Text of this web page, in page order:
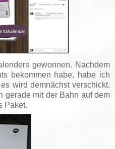
gewonnen. Nachdem
bekommen habe, habe ich
wird demnächst verschickt.
gerade mit der Bahn auf dem
Paket.